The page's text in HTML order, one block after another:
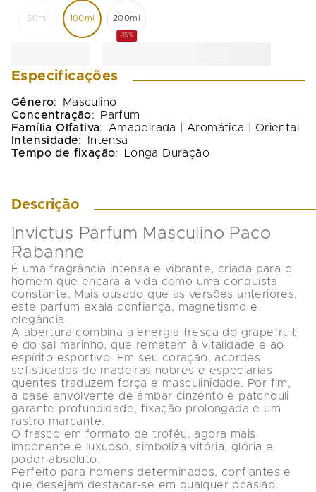
50ml 100ml 200ml
-15%
Especificações
Gênero:
Masculino
Concentração:
Parfum
Família Olfativa:
Amadeirada | Aromática | Oriental
Intensidade:
Intensa
Tempo de fixação: Longa Duração
Descrição
Invictus Parfum Masculino Paco
Rabanne
É uma fragrância intensa e vibrante, criada para o
homem que encara a vida como uma conquista
constante. Mais ousado que as versões anteriores,
este parfum exala confiança, magnetismo e
elegância.
A abertura combina a energia fresca do grapefruit
e do sal marinho, que remetem à vitalidade e ao
espírito esportivo. Em seu coração, acordes
sofisticados de madeiras nobres e especiarias
quentes traduzem força e masculinidade. Por fim,
a base envolvente de âmbar cinzento e patchouli
garante profundidade, fixação prolongada e um
rastro marcante.
O frasco em formato de troféu, agora mais
imponente e luxuoso, simboliza vitória, glória e
poder absoluto.
Perfeito para homens determinados, confiantes e
que desejam destacar-se em qualquer ocasião.